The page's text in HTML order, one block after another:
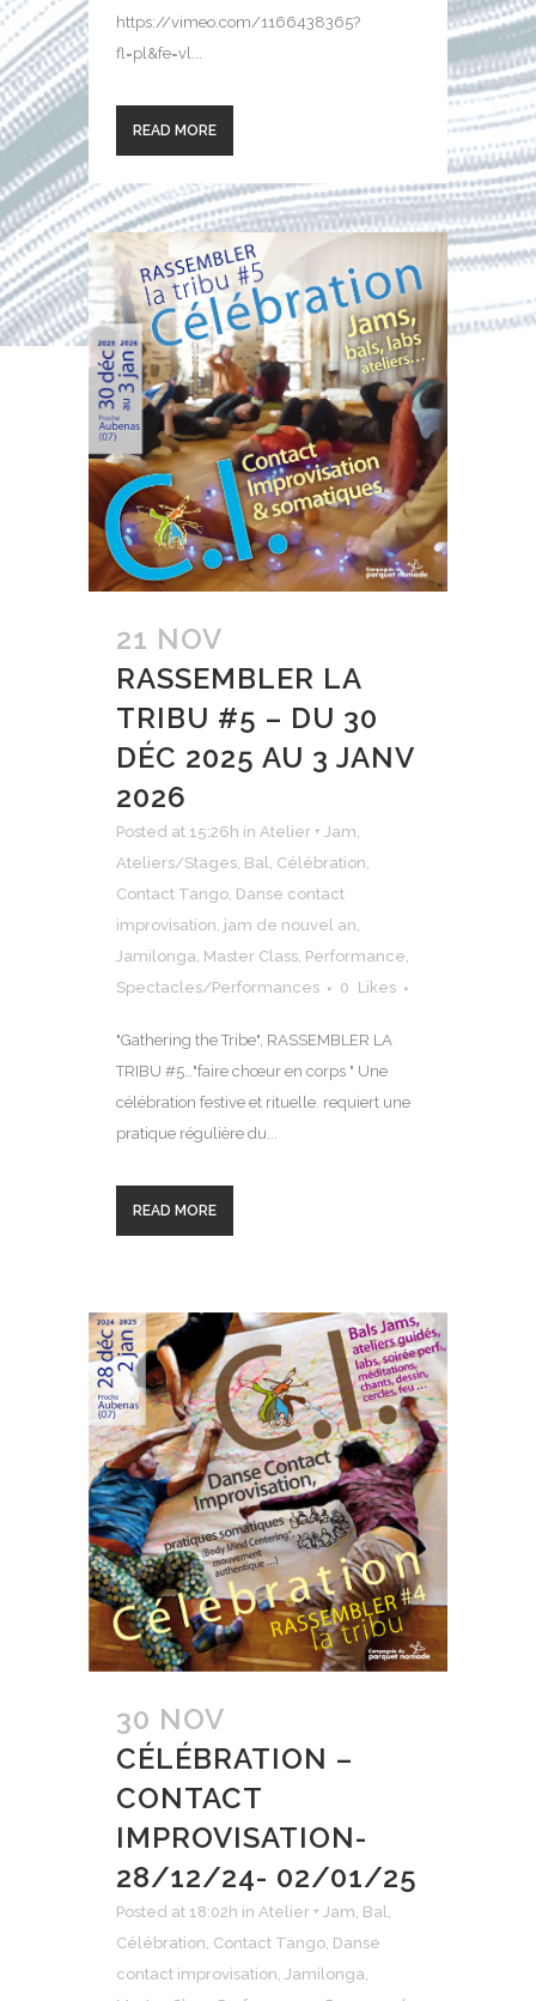
https://vimeo.com/1166438365?
fl=pl&fe=vl...
READ MORE
21 NOV
RASSEMBLER LA
TRIBU #5 – DU 30
DÉC 2025 AU 3 JANV
2026
Posted at 15:26h in Atelier + Jam,
Ateliers/Stages, Bal, Célébration,
Contact Tango, Danse contact
improvisation, jam de nouvel an,
Jamilonga, Master Class, Performance,
Spectacles/Performances
0 Likes
"Gathering the Tribe", RASSEMBLER LA
TRIBU #5…"faire chœur en corps " Une
célébration festive et rituelle. requiert une
pratique régulière du...
READ MORE
30 NOV
CÉLÉBRATION –
CONTACT
IMPROVISATION-
28/12/24- 02/01/25
Posted at 18:02h in Atelier + Jam, Bal,
Célébration, Contact Tango, Danse
contact improvisation, Jamilonga,